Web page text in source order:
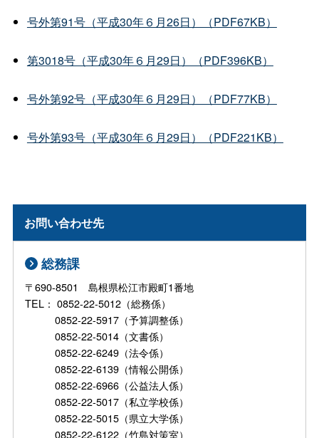
号外第91号（平成30年６月26日）（PDF67KB）
第3018号（平成30年６月29日）（PDF396KB）
号外第92号（平成30年６月29日）（PDF77KB）
号外第93号（平成30年６月29日）（PDF221KB）
お問い合わせ先
総務課
〒690-8501 島根県松江市殿町1番地
TEL： 0852-22-5012（総務係）
0852-22-5917（予算調整係）
0852-22-5014（文書係）
0852-22-6249（法令係）
0852-22-6139（情報公開係）
0852-22-6966（公益法人係）
0852-22-5017（私立学校係）
0852-22-5015（県立大学係）
0852-22-6122（竹島対策室）